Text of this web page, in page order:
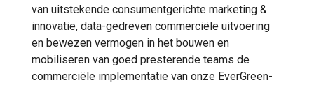
van uitstekende consumentgerichte marketing &
innovatie, data-gedreven commerciële uitvoering
en bewezen vermogen in het bouwen en
mobiliseren van goed presterende teams de
commerciële implementatie van onze EverGreen-